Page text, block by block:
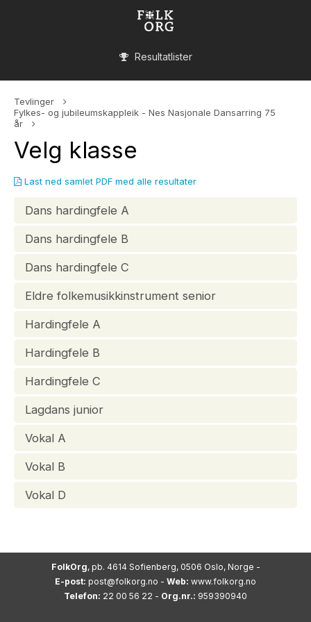
Resultatlister
Tevlinger
Fylkes- og jubileumskappleik - Nes Nasjonale Dansarring 75
år
Velg klasse
Last ned samlet PDF med alle resultater
Dans hardingfele A
Dans hardingfele B
Dans hardingfele C
Eldre folkemusikkinstrument senior
Hardingfele A
Hardingfele B
Hardingfele C
Lagdans junior
Vokal A
Vokal B
Vokal D
FolkOrg, pb. 4614 Sofienberg, 0506 Oslo, Norge -
E-post: post@folkorg.no - Web: www.folkorg.no
Telefon: 22 00 56 22 - Org.nr.: 959390940